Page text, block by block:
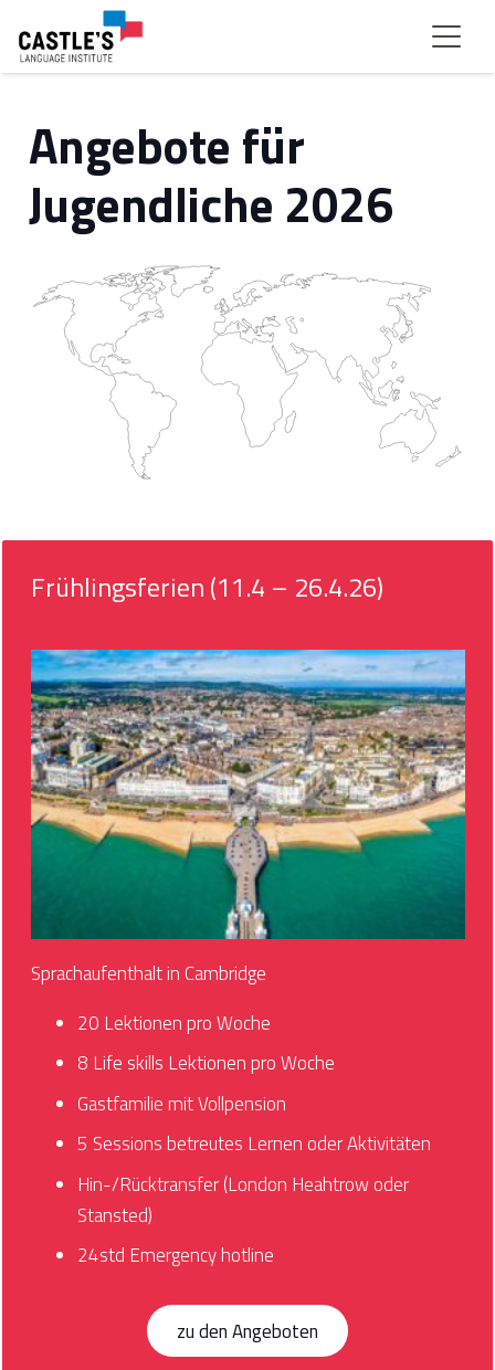
Angebote für
Jugendliche 2026
Frühlingsferien (11.4 – 26.4.26)
Sprachaufenthalt in Cambridge
20 Lektionen pro Woche
8 Life skills Lektionen pro Woche
Gastfamilie mit Vollpension
5 Sessions betreutes Lernen oder Aktivitäten
Hin-/Rücktransfer (London Heahtrow oder
Stansted)
24std Emergency hotline
zu den Angeboten